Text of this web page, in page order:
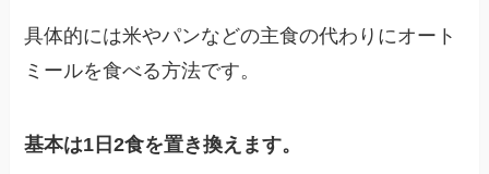
具体的には米やパンなどの主食の代わりにオート
ミールを食べる方法です。
基本は1日2食を置き換えます。